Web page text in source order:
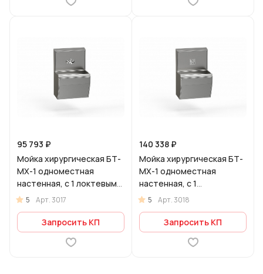
95 793 ₽
Мойка хирургическая БТ-
МХ-1 одноместная
настенная, с 1 локтевым
смесителем
5 Арт.3017
Запросить КП
140 338 ₽
Мойка хирургическая БТ-
МХ-1 одноместная
настенная, с 1
бесконтактным
смесителем
5 Арт.3018
Запросить КП